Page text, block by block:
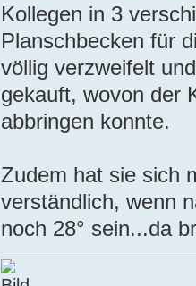
Kollegen in 3
Planschbecken für
völlig verzweifelt
gekauft, wovon der
abbringen konnte.
Zudem hat sie sich
verständlich, wenn
noch 28° sein...da